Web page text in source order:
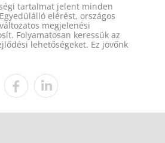
tartalmat jelent minden
elérést, országos
megjelenési
Folyamatosan keressük az
lehetőségeket. Ez jövőnk